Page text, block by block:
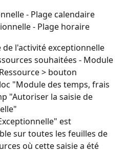
- Plage calendaire
- Plage horaire
de l'activité exceptionnelle
souhaitées - Module
> bouton
"Module des temps, frais
"Autoriser la saisie de
est
sur toutes les feuilles de
où cette saisie a été